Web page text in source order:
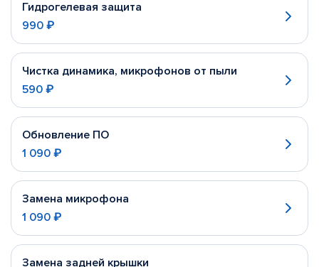
Гидрогелевая защита
990 ₽
Чистка динамика, микрофонов от пыли
590 ₽
Обновление ПО
1 090 ₽
Замена микрофона
1 090 ₽
Замена задней крышки